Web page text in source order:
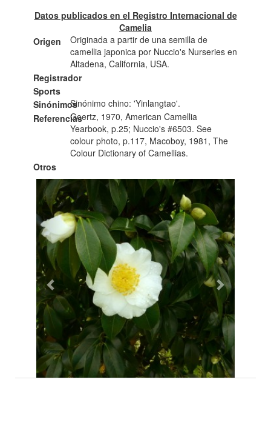
Datos publicados en el Registro Internacional de
Camelia
Origen
Originada a partir de una semilla de
camellia japonica por Nuccio's Nurseries en
Altadena, California, USA.
Registrador
Sports
SinónimosSinónimo chino: 'Yinlangtao'.
ReferenciasGoertz, 1970, American Camellia
Yearbook, p.25; Nuccio's #6503. See
colour photo, p.117, Macoboy, 1981, The
Colour Dictionary of Camellias.
Otros